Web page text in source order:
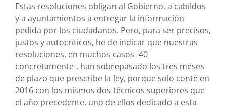
Estas resoluciones obligan al Gobierno, a cabildos
y a ayuntamientos a entregar la información
pedida por los ciudadanos. Pero, para ser precisos,
justos y autocríticos, he de indicar que nuestras
resoluciones, en muchos casos -40
concretamente-, han sobrepasado los tres meses
de plazo que prescribe la ley, porque solo conté en
2016 con los mismos dos técnicos superiores que
el año precedente, uno de ellos dedicado a esta